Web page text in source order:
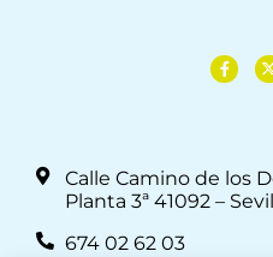
Calle Camino de los
Planta 3ª 41092 –
674 02 62 03